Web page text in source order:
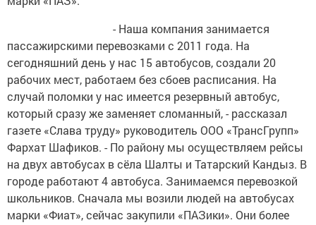
- Наша компания занимается
пассажирскими перевозками с 2011 года. На
сегодняшний день у нас 15 автобусов, создали 20
рабочих мест, работаем без сбоев расписания. На
случай поломки у нас имеется резервный автобус,
который сразу же заменяет сломанный, - рассказал
газете «Слава труду» руководитель ООО «ТрансГрупп»
Фархат Шафиков. - По району мы осуществляем рейсы
на двух автобусах в сёла Шалты и Татарский Кандыз. В
городе работают 4 автобуса. Занимаемся перевозкой
школьников. Сначала мы возили людей на автобусах
марки «Фиат», сейчас закупили «ПАЗики». Они более